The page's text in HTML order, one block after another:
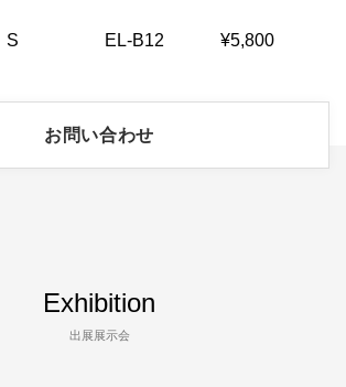
S EL-B12 ¥5,800
お問い合わせ
Exhibition
出展展示会